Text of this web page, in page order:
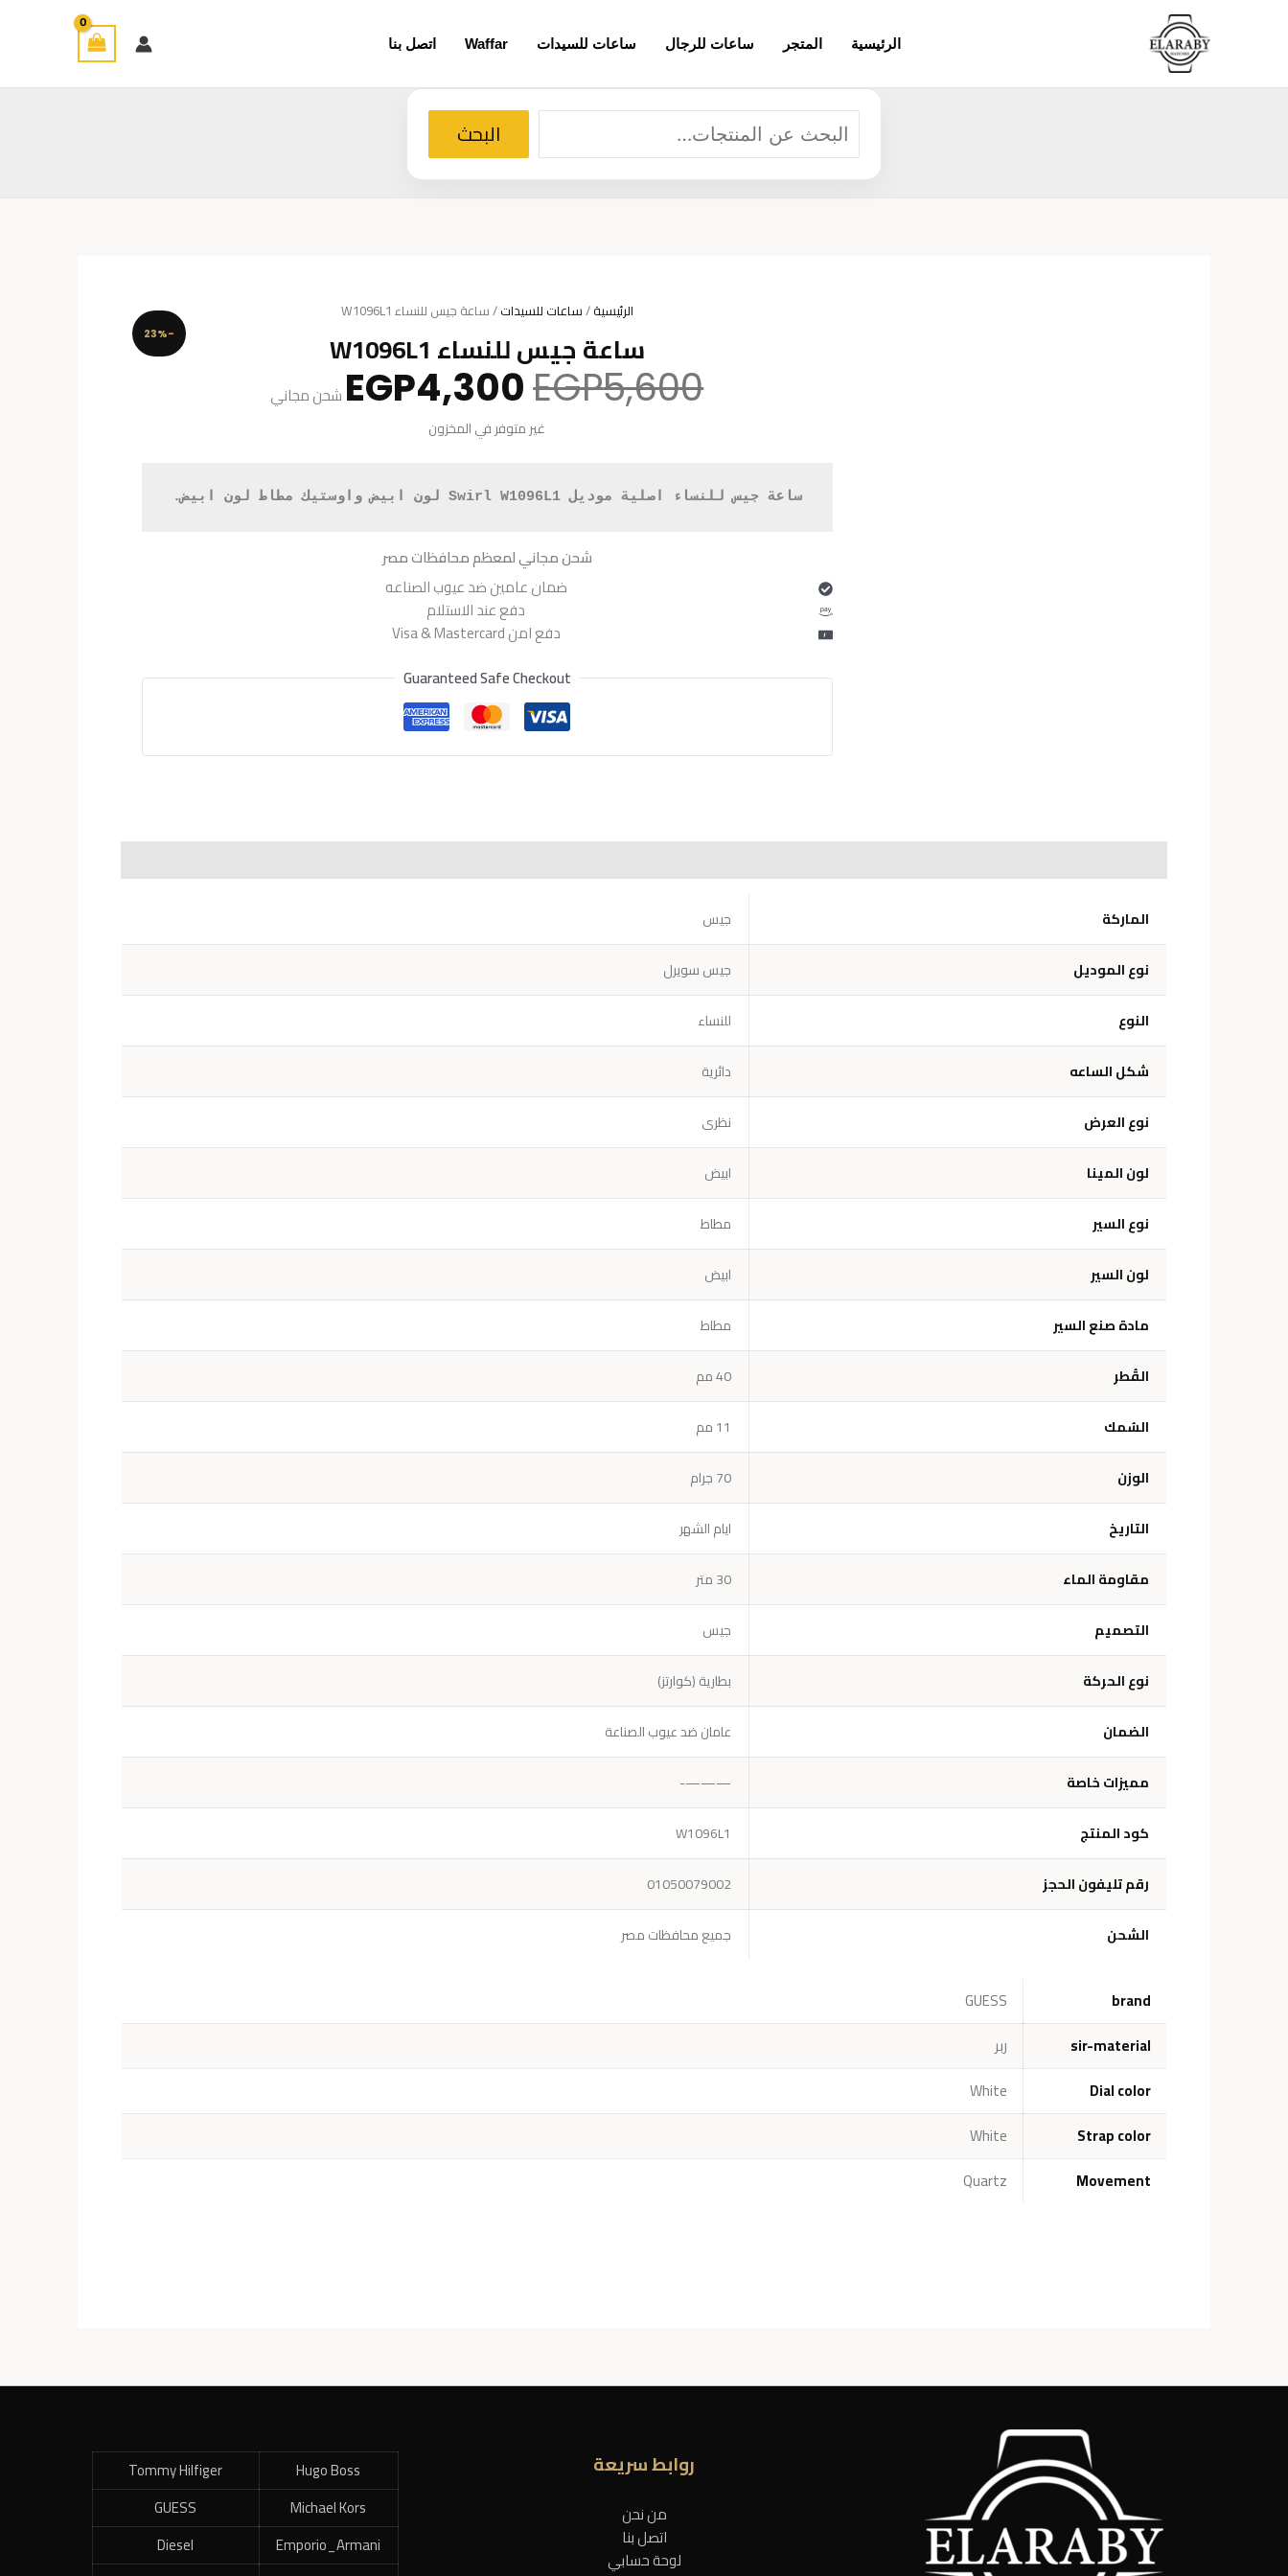
الرئيسية المتجر ساعات للرجال ساعات للسيدات Waffar اتصل بنا
البحث البحث
-23%
الرئيسية/ساعات للسيدات/ ساعة جيس للنساء W1096L1
ساعة جيس للنساء W1096L1
EGP5,600 السعر
الأصلي
هو:EGP5,600.
EGP4,300 السعر
الحالي
شحن مجاني
غير متوفر في المخزون
ساعة جيس للنساء اصلية موديل Swirl W1096L1 لون ابيض واوستيك مطاط لون ابيض.
شحن مجاني لمعظم محافظات مصر
ضمان عامين ضد عيوب الصناعه
دفع عند الاستلام
دفع امن Visa & Mastercard
Guaranteed Safe Checkout
الماركة جيس
نوع الموديل جيس سويرل
النوع للنساء
شكل الساعه دائرية
نوع العرض نظرى
لون المينا ابيض
نوع السير مطاط
لون السير ابيض
مادة صنع السير مطاط
القُطر 40 مم
السُمك 11 مم
الوزن 70 جرام
التاريخ ايام الشهر
مقاومة الماء 30 متر
التصميم جيس
نوع الحركة بطارية (كوارتز)
الضمان عامان ضد عيوب الصناعة
مميزات خاصة ———-
كود المنتج W1096L1
رقم تليفون الحجز 01050079002
الشحن جميع محافظات مصر
brand
GUESS
sir-material
ربر
Dial color
White
Strap color
White
Movement
Quartz
روابط سريعة
من نحن
اتصل بنا
لوحة حسابي
Hugo Boss
Tommy Hilfiger
Michael Kors
GUESS
Emporio_Armani
Diesel